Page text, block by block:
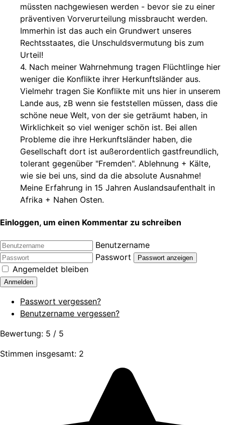
müssten nachgewiesen werden - bevor sie zu einer
präventiven Vorverurteilung missbraucht werden.
Immerhin ist das auch ein Grundwert unseres
Rechtsstaates, die Unschuldsvermutung bis zum
Urteil!
4. Nach meiner Wahrnehmung tragen Flüchtlinge hier
weniger die Konflikte ihrer Herkunftsländer aus.
Vielmehr tragen Sie Konflikte mit uns hier in unserem
Lande aus, zB wenn sie feststellen müssen, dass die
schöne neue Welt, von der sie geträumt haben, in
Wirklichkeit so viel weniger schön ist. Bei allen
Probleme die ihre Herkunftsländer haben, die
Gesellschaft dort ist außerordentlich gastfreundlich,
tolerant gegenüber "Fremden". Ablehnung + Kälte,
wie sie bei uns, sind da die absolute Ausnahme!
Meine Erfahrung in 15 Jahren Auslandsaufenthalt in
Afrika + Nahen Osten.
Einloggen, um einen Kommentar zu schreiben
Benutzername
Passwort
Passwort anzeigen
Angemeldet bleiben
Anmelden
Passwort vergessen?
Benutzername vergessen?
Bewertung: 5 / 5
Stimmen insgesamt: 2